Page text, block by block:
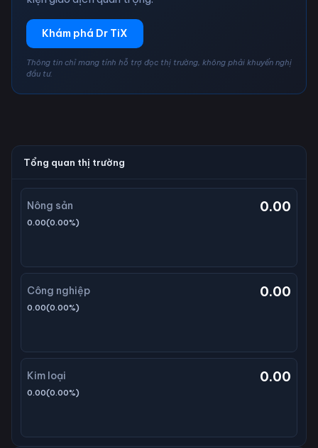
Khám phá Dr TiX
Thông tin chỉ mang tính hỗ trợ đọc thị trường, không phải khuyến nghị
đầu tư.
Tổng quan thị trường
Nông sản 0.00
0.00(0.00%)
Công nghiệp 0.00
0.00(0.00%)
Kim loại 0.00
0.00(0.00%)